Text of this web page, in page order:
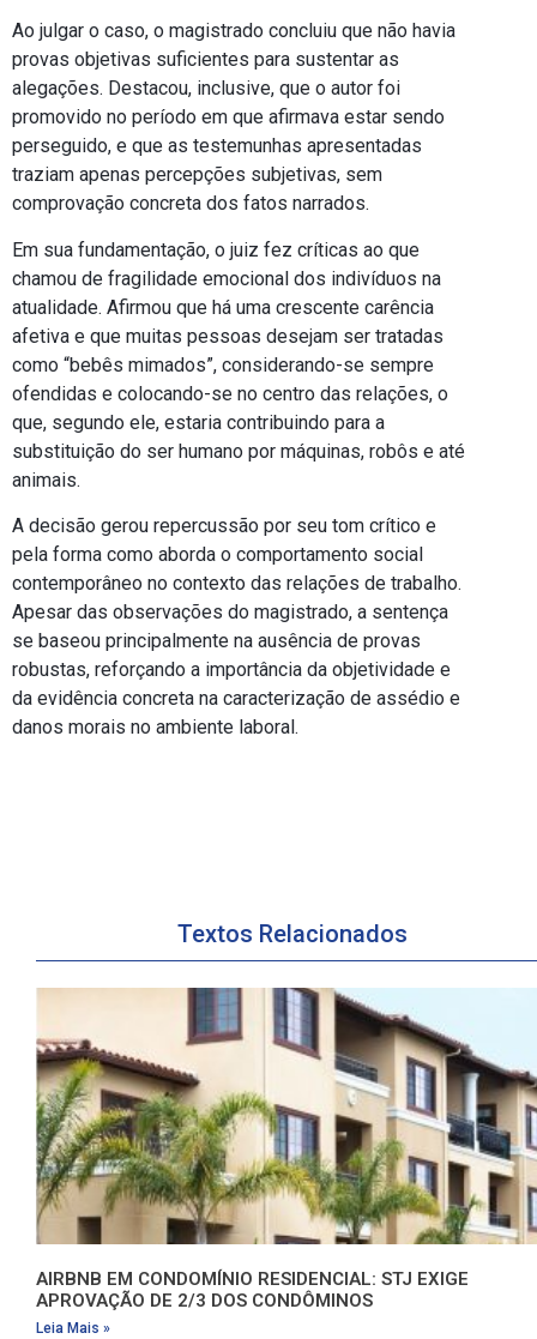
Ao julgar o caso, o magistrado concluiu que não havia
provas objetivas suficientes para sustentar as
alegações. Destacou, inclusive, que o autor foi
promovido no período em que afirmava estar sendo
perseguido, e que as testemunhas apresentadas
traziam apenas percepções subjetivas, sem
comprovação concreta dos fatos narrados.
Em sua fundamentação, o juiz fez críticas ao que
chamou de fragilidade emocional dos indivíduos na
atualidade. Afirmou que há uma crescente carência
afetiva e que muitas pessoas desejam ser tratadas
como “bebês mimados”, considerando-se sempre
ofendidas e colocando-se no centro das relações, o
que, segundo ele, estaria contribuindo para a
substituição do ser humano por máquinas, robôs e até
animais.
A decisão gerou repercussão por seu tom crítico e
pela forma como aborda o comportamento social
contemporâneo no contexto das relações de trabalho.
Apesar das observações do magistrado, a sentença
se baseou principalmente na ausência de provas
robustas, reforçando a importância da objetividade e
da evidência concreta na caracterização de assédio e
danos morais no ambiente laboral.
Textos Relacionados
AIRBNB EM CONDOMÍNIO RESIDENCIAL: STJ EXIGE
APROVAÇÃO DE 2/3 DOS CONDÔMINOS
Leia Mais »